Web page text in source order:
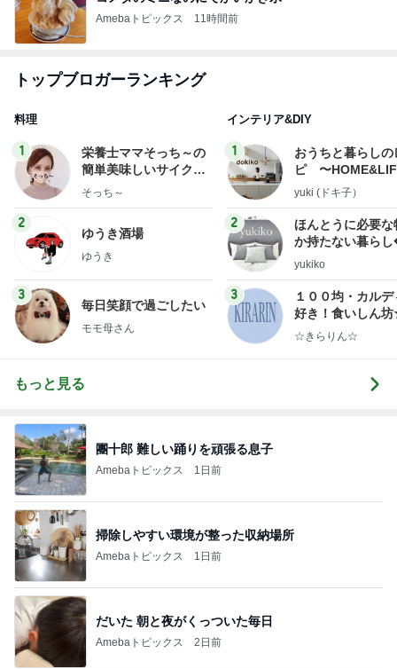
Amebaトピックス 11時間前
トップブロガーランキング
料理
1
栄養士ママそっち～の
簡単美味しいサイクル
献立
そっち～
2
ゆうき酒場
ゆうき
3
毎日笑顔で過ごしたい
モモ母さん
インテリア&DIY
1
おうちと暮らしの
ピ 〜
yuki (ドキ子）
2
ほんとうに必要な
か持たない暮ら
ep Life Simple◆
yukiko
3
１００均・カルデ
好き！食いしん
らりん☆のブログ
☆きらりん☆
もっと見る
團十郎 難しい踊りを頑張る息子
Amebaトピックス 1日前
掃除しやすい環境が整った収納場所
Amebaトピックス 1日前
だいた 朝と夜がくっついた毎日
Amebaトピックス 2日前